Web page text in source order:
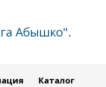
Абышко".
Каталог